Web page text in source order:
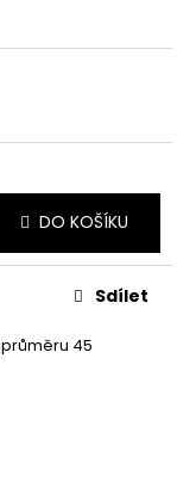
DO KOŠÍKU
45
Sdílet